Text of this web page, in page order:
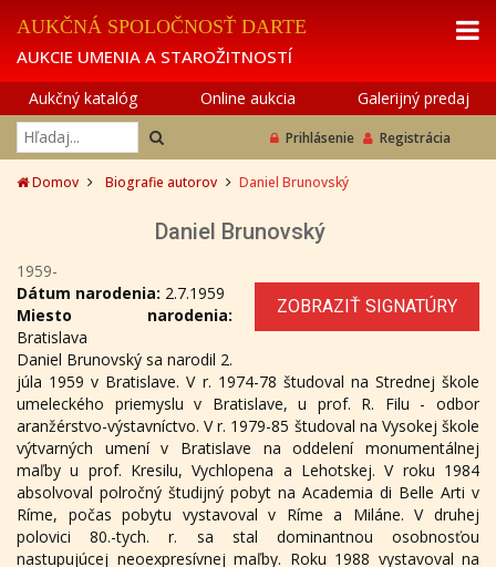
AUKČNÁ SPOLOČNOSŤ DARTE
AUKCIE UMENIA A STAROŽITNOSTÍ
Aukčný katalóg Online aukcia Galerijný predaj
Prihlásenie Registrácia
Domov Biografie autorov Daniel Brunovský
Daniel Brunovský
1959-
ZOBRAZIŤ SIGNATÚRY
Dátum narodenia: 2.7.1959
Miesto narodenia:
Bratislava
Daniel Brunovský sa narodil 2.
júla 1959 v Bratislave. V r. 1974-78 študoval na Strednej škole
umeleckého priemyslu v Bratislave, u prof. R. Filu - odbor
aranžérstvo-výstavníctvo. V r. 1979-85 študoval na Vysokej škole
výtvarných umení v Bratislave na oddelení monumentálnej
maľby u prof. Kresilu, Vychlopena a Lehotskej. V roku 1984
absolvoval polročný študijný pobyt na Academia di Belle Arti v
Ríme, počas pobytu vystavoval v Ríme a Miláne. V druhej
polovici 80.-tych. r. sa stal dominantnou osobnosťou
nastupujúcej neoexpresívnej maľby. Roku 1988 vystavoval na